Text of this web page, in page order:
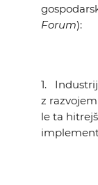
Forum):
1.
z
le ta